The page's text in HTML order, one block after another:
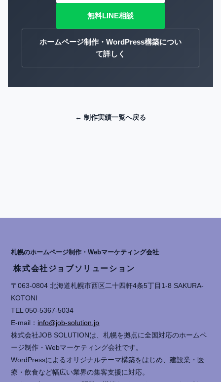
無料LINE相談
ホームページ制作・WordPress構築につい
て詳しく
← 制作実績一覧へ戻る
札幌のホームページ制作・Webマーケティング会社
株式会社ジョブソリューション
〒063-0804 北海道札幌市西区二十四軒4条5丁目1-8 SAKURA-
KOTONI
TEL 050-5367-5034
E-mail： info@job-solution.jp
株式会社JOB SOLUTIONは、札幌を拠点に全国対応のホームペ
ージ制作・Webマーケティング会社です。
WordPressによるオリジナルテーマ構築をはじめ、建設業・医
療・飲食など幅広い業界の集客支援に対応。